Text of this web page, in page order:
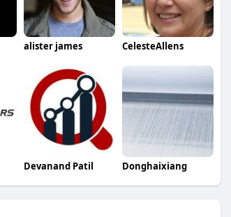
alister james CelesteAllens
Devanand Patil Donghaixiang